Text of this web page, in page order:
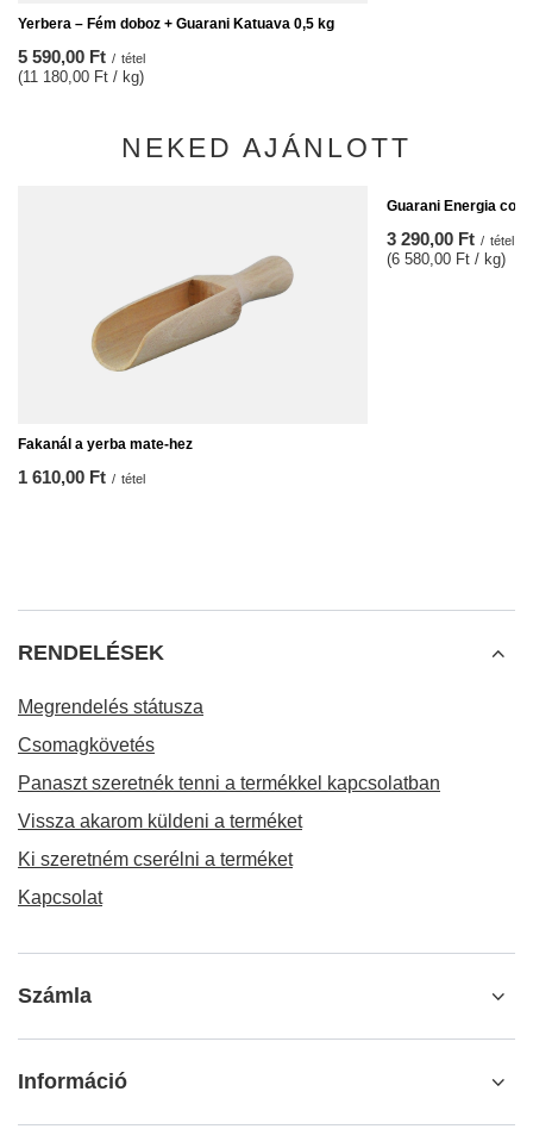
Yerbera – Fém doboz + Guarani Katuava 0,5 kg
5 590,00 Ft / tétel
(11 180,00 Ft / kg)
NEKED AJÁNLOTT
Fakanál a yerba mate-hez
1 610,00 Ft / tétel
Guarani Energia con
3 290,00 Ft / tétel
(6 580,00 Ft / kg)
RENDELÉSEK
Megrendelés státusza
Csomagkövetés
Panaszt szeretnék tenni a termékkel kapcsolatban
Vissza akarom küldeni a terméket
Ki szeretném cserélni a terméket
Kapcsolat
Számla
Információ